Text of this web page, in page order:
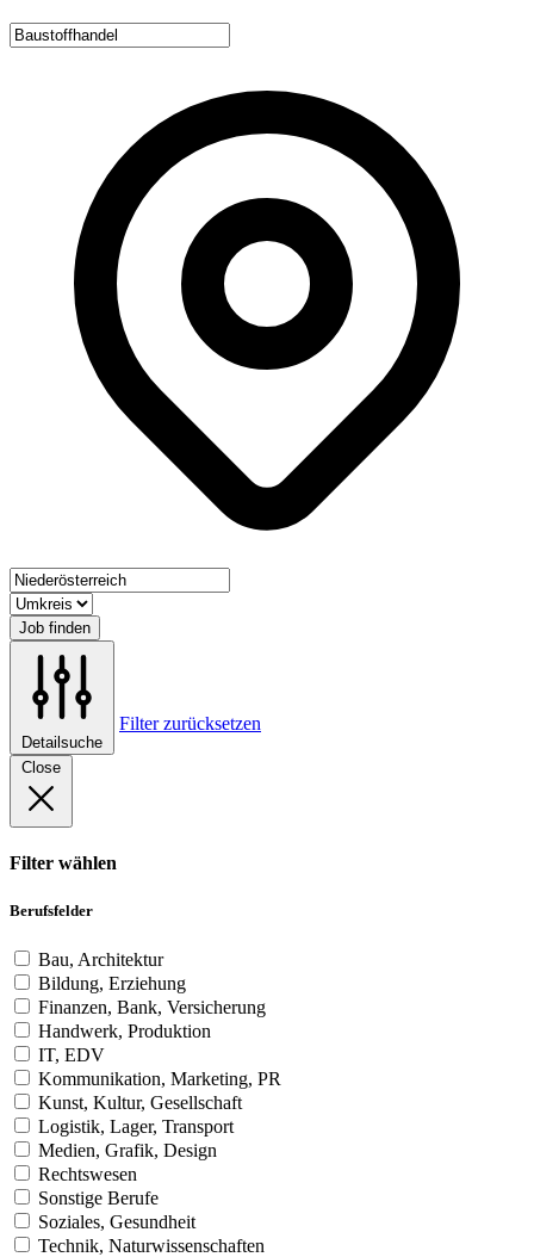
Job finden
Detailsuche
Filter zurücksetzen
Close
Filter wählen
Berufsfelder
Bau, Architektur
Bildung, Erziehung
Finanzen, Bank, Versicherung
Handwerk, Produktion
IT, EDV
Kommunikation, Marketing, PR
Kunst, Kultur, Gesellschaft
Logistik, Lager, Transport
Medien, Grafik, Design
Rechtswesen
Sonstige Berufe
Soziales, Gesundheit
Technik, Naturwissenschaften